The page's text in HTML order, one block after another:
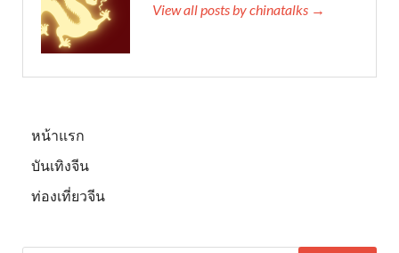
View all posts by chinatalks →
หน้าแรก
บันเทิงจีน
ท่องเที่ยวจีน